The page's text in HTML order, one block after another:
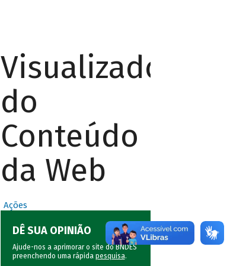
Visualizador
do
Conteúdo
da Web
Ações
DÊ SUA OPINIÃO
Ajude-nos a aprimorar o site do BNDES
preenchendo uma rápida pesquisa.